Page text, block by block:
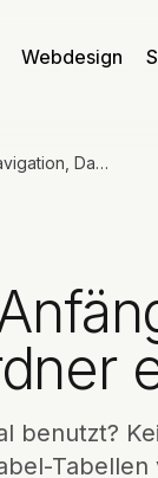
Webdesign
Terminal für Anfänger: Navigation, Dateien & Ordner einfach erklärt
benutzt?